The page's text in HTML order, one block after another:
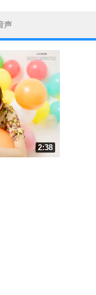
い。
、他人を見ない。
人になる30の方法
なれない原因は、行動
になる30の方法
かなるもの。
声
2:38